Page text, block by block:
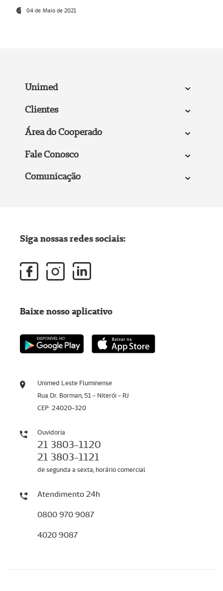
04 de Maio de 2021
Unimed
Clientes
Área do Cooperado
Fale Conosco
Comunicação
Unimed Leste Fluminense
Rua Dr. Borman, 51 - Niterói - RJ
CEP: 24020-320
Ouvidoria
21 3803-1120
21 3803-1121
de segunda a sexta, horário comercial
Atendimento 24h
0800 970 9087
4020 9087
Siga nossas redes sociais:
Baixe nosso aplicativo